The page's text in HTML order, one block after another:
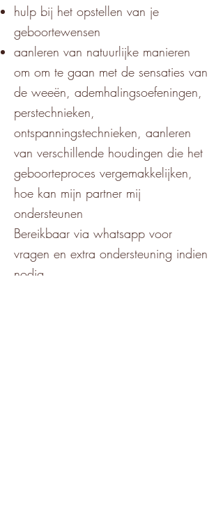
hulp bij het opstellen van je
geboortewensen
aanleren van natuurlijke manieren
om om te gaan met de sensaties van
de weeën, ademhalingsoefeningen,
perstechnieken,
ontspanningstechnieken, aanleren
van verschillende houdingen die het
geboorteproces vergemakkelijken,
hoe kan mijn partner mij
ondersteunen
Bereikbaar via whatsapp voor
vragen en extra ondersteuning indien
nodig